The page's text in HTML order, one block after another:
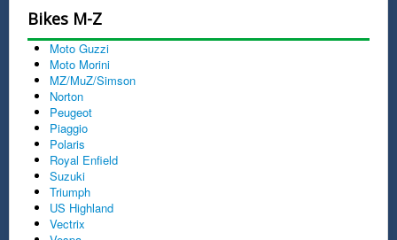
Bikes M-Z
Moto Guzzi
Moto Morini
MZ/MuZ/Simson
Norton
Peugeot
Piaggio
Polaris
Royal Enfield
Suzuki
Triumph
US Highland
Vectrix